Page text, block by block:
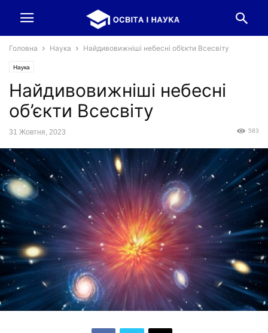
Головна Наука Найдивовижніші небесні об’єкти Всесвіту
Наука
Найдивовижніші небесні
об’єкти Всесвіту
31 Жовтня, 2023 583